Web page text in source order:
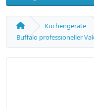
Küchengeräte
Buffalo professioneller